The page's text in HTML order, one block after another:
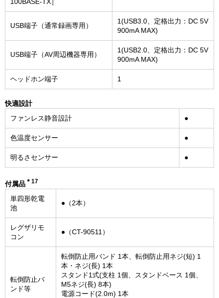
USB端子（通常録画専用）
1(USB3.0、定格出力：DC 5V
900mA MAX)
USB端子（AV周辺機器専用）
1(USB2.0、定格出力：DC 5V
900mA MAX)
ヘッドホン端子 1
快適設計
ファンレス静音設計
●
色温度センサー ●
明るさセンサー ●
付属品 ＊17
単四形乾電
池
●（2本）
レグザリモ
コン
●（CT-90511）
転倒防止バ
ンド等
転倒防止用バンド 1本、転倒防止用ネジ(短) 1
本・ネジ(長) 1本
スタンド1式(支柱 1個、スタンドベース 1個、
M5ネジ(長) 8本)
電源コード(2.0m) 1本